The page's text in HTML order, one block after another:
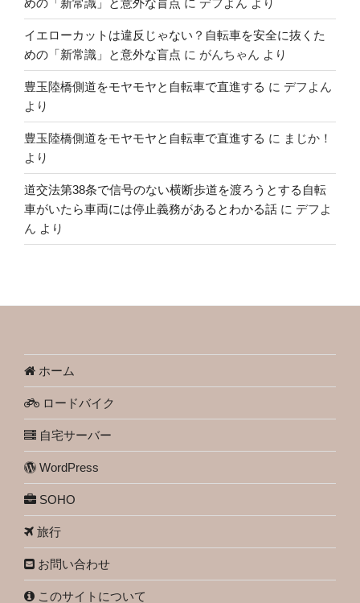
めの「新常識」と意外な盲点 に デフよん より
イエローカットは違反じゃない？自転車を安全に抜くた
めの「新常識」と意外な盲点 に がんちゃん より
豊玉陸橋側道をモヤモヤと自転車で直進する に デフよん
より
豊玉陸橋側道をモヤモヤと自転車で直進する に まじか！
より
道交法第38条で信号のない横断歩道を渡ろうとする自転
車がいたら車両には停止義務があるとわかる話 に デフよ
ん より
ホーム
ロードバイク
自宅サーバー
WordPress
SOHO
旅行
お問い合わせ
このサイトについて